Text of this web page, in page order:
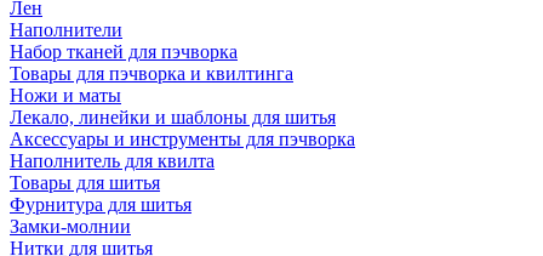
Лен
Наполнители
Набор тканей для пэчворка
Товары для пэчворка и квилтинга
Ножи и маты
Лекало, линейки и шаблоны для шитья
Аксессуары и инструменты для пэчворка
Наполнитель для квилта
Товары для шитья
Фурнитура для шитья
Замки-молнии
Нитки для шитья